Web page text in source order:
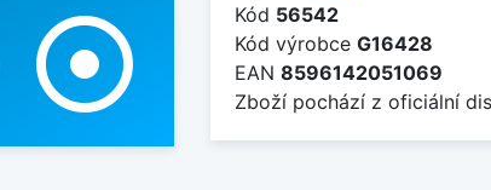
adjust
Kód 56542
Kód výrobce G16428
EAN 8596142051069
Zboží pochází z oficiální